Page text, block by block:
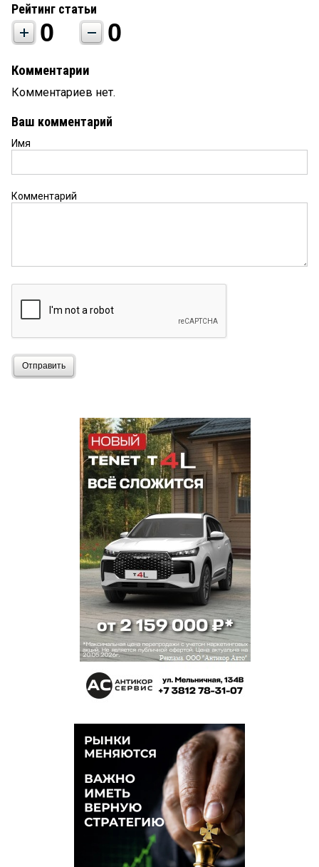
Рейтинг статьи
0 0
Комментарии
Комментариев нет.
Ваш комментарий
Имя
Комментарий
Отправить